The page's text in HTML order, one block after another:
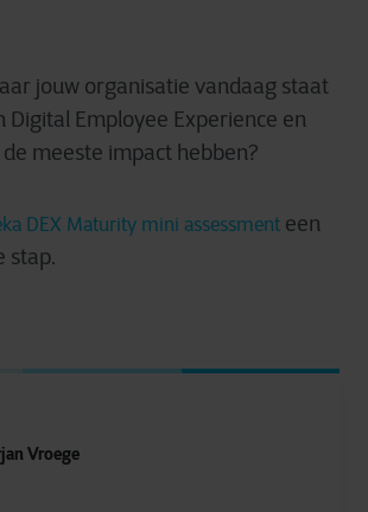
jouw organisatie vandaag staat
Digital Employee Experience en
meeste impact hebben?
DEX Maturity mini assessment een
stap.
Vroege